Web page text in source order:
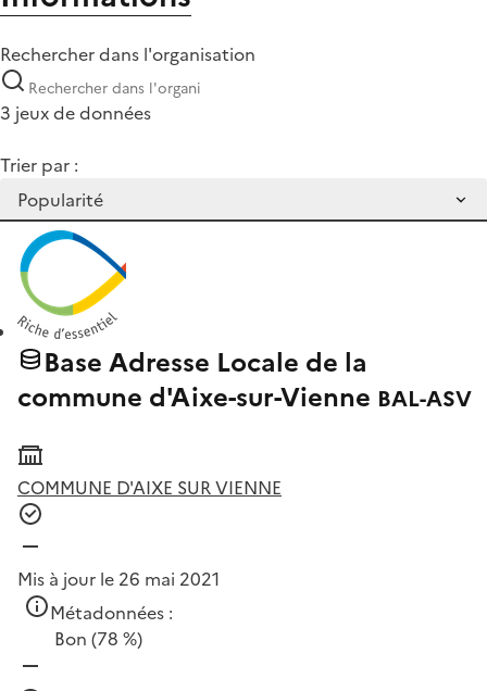
Rechercher dans l'organisation
3 jeux de données
Trier par :
Base Adresse Locale de la
commune d'Aixe-sur-Vienne BAL-ASV
COMMUNE D'AIXE SUR VIENNE
Mis à jour le 26 mai 2021
Métadonnées :
Bon (78 %)